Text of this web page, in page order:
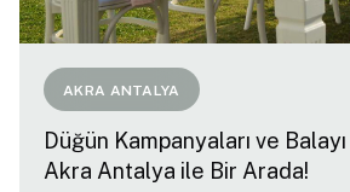
AKRA ANTALYA
Düğün Kampanyaları ve Balayı
Akra Antalya ile Bir Arada!